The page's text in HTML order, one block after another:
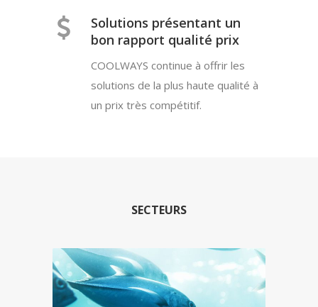
Solutions présentant un
bon rapport qualité prix
COOLWAYS continue à offrir les
solutions de la plus haute qualité à
un prix très compétitif.
SECTEURS